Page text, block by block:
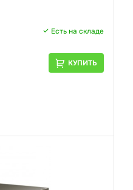
Есть на складе
КУПИТЬ